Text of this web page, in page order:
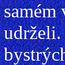
samém